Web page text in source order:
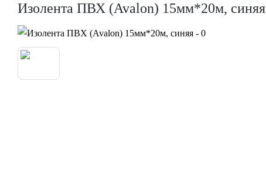
Изолента ПВХ (Avalon) 15мм*20м, синяя